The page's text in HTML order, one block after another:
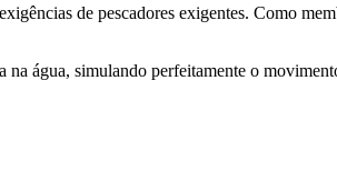
de pescadores exigentes. Como
água, simulando perfeitamente o